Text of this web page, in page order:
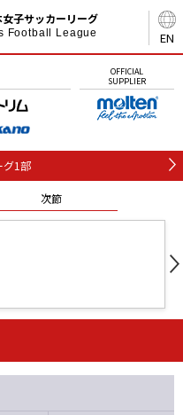
EN
子サッカーリーグ
Football League
OFFICIAL
SUPPLIER
グ1部
次節
石人の星